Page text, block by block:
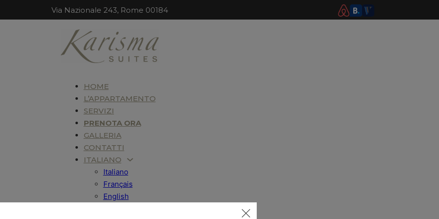
Via Nazionale 243, Rome 00184
HOME
L’APPARTAMENTO
SERVIZI
PRENOTA ORA
GALLERIA
CONTATTI
ITALIANO
Italiano
Français
English